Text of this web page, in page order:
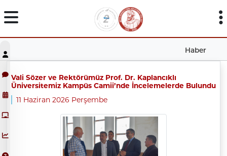
Haber
Vali Sözer ve Rektörümüz Prof. Dr. Kaplancıklı
Üniversitemiz Kampüs Camii’nde İncelemelerde Bulundu
11 Haziran 2026 Perşembe